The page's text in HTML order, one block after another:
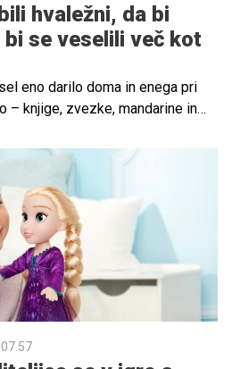
hvaležni, da bi
se veselili več kot
eno darilo doma in enega pri
– knjige, zvezke, mandarine in
bila vesela kot radio. Moji
dobijo skoraj eno darilo